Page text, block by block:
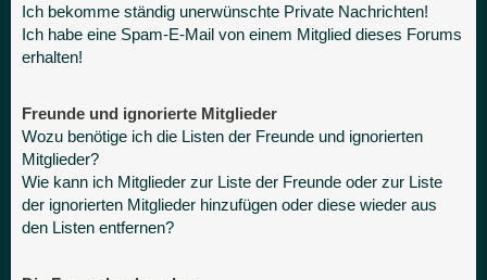
Ich bekomme ständig unerwünschte Private Nachrichten!
Ich habe eine Spam-E-Mail von einem Mitglied dieses Forums
erhalten!
Freunde und ignorierte Mitglieder
Wozu benötige ich die Listen der Freunde und ignorierten
Mitglieder?
Wie kann ich Mitglieder zur Liste der Freunde oder zur Liste
der ignorierten Mitglieder hinzufügen oder diese wieder aus
den Listen entfernen?